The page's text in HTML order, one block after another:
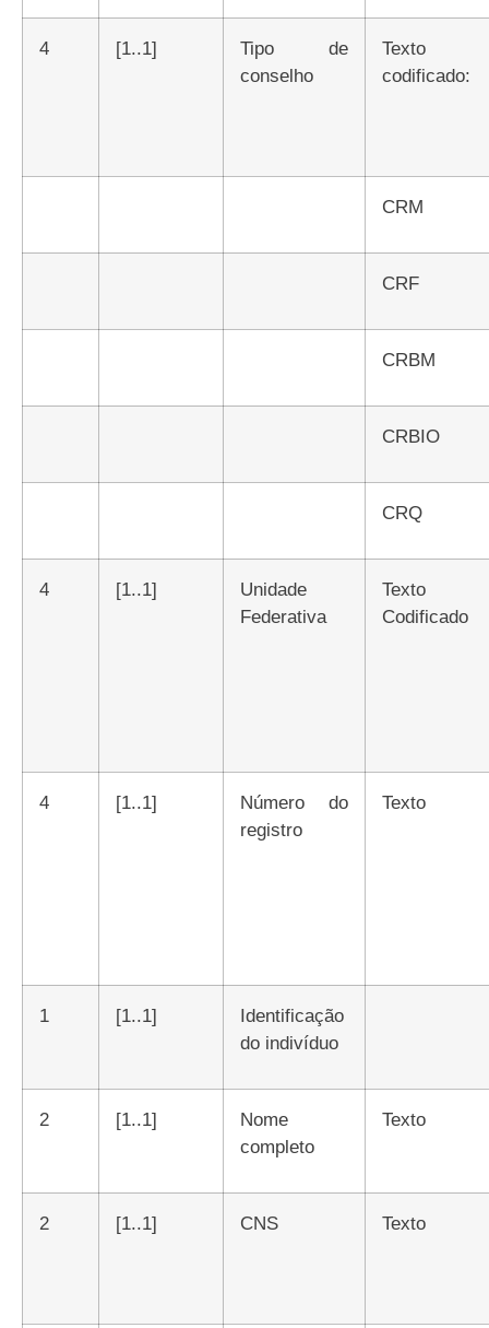
4 [1..1]
Tipo de
conselho
Texto
codificado:
CRM
CRF
CRBM
CRBIO
CRQ
4 [1..1]
Unidade
Federativa
Texto
Codificado
4 [1..1]
Número do
registro
Texto
1 [1..1]
Identificação
do indivíduo
2 [1..1]
Nome
completo
Texto
2 [1..1] CNS Texto